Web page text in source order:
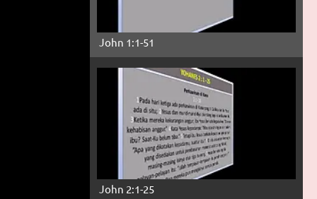
John 1:1-51
John 2:1-25